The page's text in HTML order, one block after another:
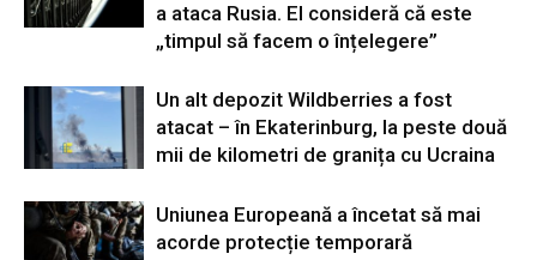
a ataca Rusia. El consideră că este
„timpul să facem o înțelegere”
Un alt depozit Wildberries a fost
atacat – în Ekaterinburg, la peste două
mii de kilometri de granița cu Ucraina
Uniunea Europeană a încetat să mai
acorde protecție temporară